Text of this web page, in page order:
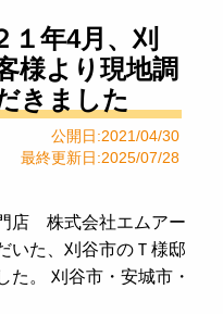
１年4月、刈
様より現地調
きました
公開日:2021/04/30
最終更新日:2025/07/28
店 株式会社エムアー
いた、刈谷市のＴ様邸
た。 刈谷市・安城市・